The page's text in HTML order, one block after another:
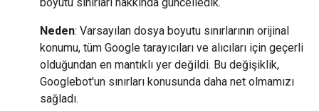
Neden: Varsayılan dosya boyutu sınırlarının orijinal
konumu, tüm Google tarayıcıları ve alıcıları için geçerli
olduğundan en mantıklı yer değildi. Bu değişiklik,
Googlebot'un sınırları konusunda daha net olmamızı
sağladı.